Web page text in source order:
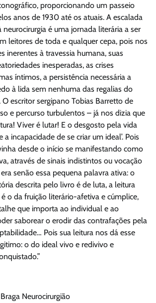
proporcionando um passeio
anos de 1930 até os atuais. A escalada
é uma jornada literária a ser
leitores de toda e qualquer cepa, pois nos
inerentes à travessia humana, suas
inesperadas, as crises
íntimos, a persistência necessária a
à lida sem nenhuma das regalias do
escritor sergipano Tobias Barretto de
e percurso turbulentos – já nos dizia que
Viver é lutar! E o desgosto pela vida
a incapacidade de se criar um ideal’. Pois
desde o início se manifestando como
através de sinais indistintos ou vocação
senão essa pequena palavra ativa: o
descrita pelo livro é de luta, a leitura
o da fruição literário-afetiva e cúmplice,
que importa ao individual e ao
saborear o erodir das contrafações pela
Pois sua leitura nos dá esse
o do ideal vivo e redivivo e
Neurocirurgião